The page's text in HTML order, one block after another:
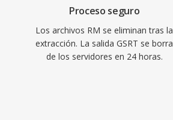
Proceso seguro
Los archivos RM se eliminan tras la
extracción. La salida GSRT se borra
de los servidores en 24 horas.